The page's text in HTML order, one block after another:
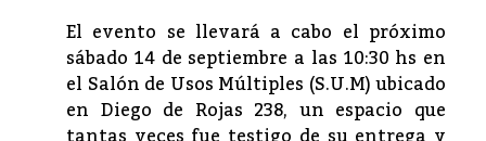
El evento se llevará a cabo el próximo
sábado 14 de septiembre a las 10:30 hs en
el Salón de Usos Múltiples (S.U.M) ubicado
en Diego de Rojas 238, un espacio que